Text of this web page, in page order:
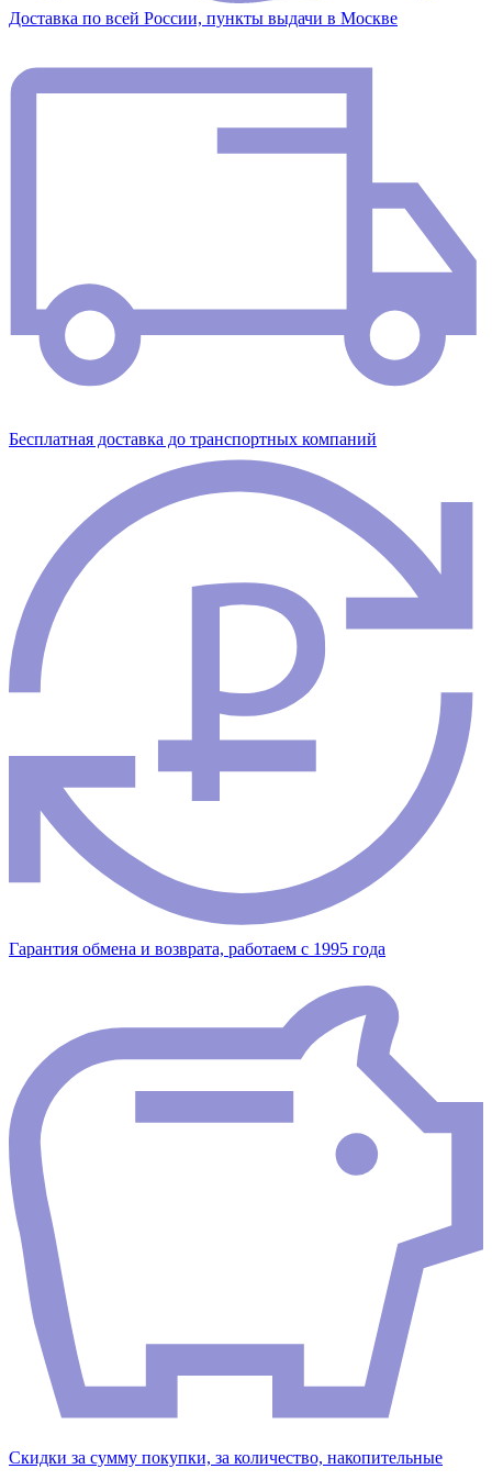
Доставка по всей России, пункты выдачи в Москве
Бесплатная доставка до транспортных компаний
Гарантия обмена и возврата, работаем с 1995 года
Скидки за сумму покупки, за количество, накопительные